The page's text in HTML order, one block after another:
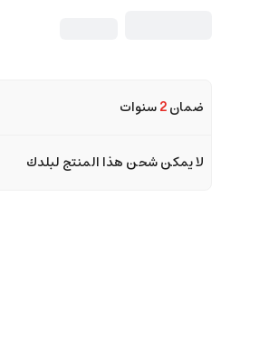
ضمان2سنوات
لا يمكن شحن هذا المنتج لبلدك